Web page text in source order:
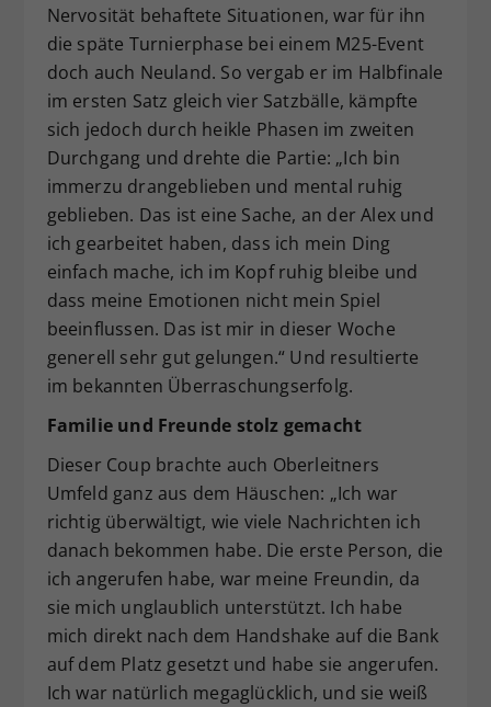
Nervosität behaftete Situationen, war für ihn
die späte Turnierphase bei einem M25-Event
doch auch Neuland. So vergab er im Halbfinale
im ersten Satz gleich vier Satzbälle, kämpfte
sich jedoch durch heikle Phasen im zweiten
Durchgang und drehte die Partie: „Ich bin
immerzu drangeblieben und mental ruhig
geblieben. Das ist eine Sache, an der Alex und
ich gearbeitet haben, dass ich mein Ding
einfach mache, ich im Kopf ruhig bleibe und
dass meine Emotionen nicht mein Spiel
beeinflussen. Das ist mir in dieser Woche
generell sehr gut gelungen.“ Und resultierte
im bekannten Überraschungserfolg.
Familie und Freunde stolz gemacht
Dieser Coup brachte auch Oberleitners
Umfeld ganz aus dem Häuschen: „Ich war
richtig überwältigt, wie viele Nachrichten ich
danach bekommen habe. Die erste Person, die
ich angerufen habe, war meine Freundin, da
sie mich unglaublich unterstützt. Ich habe
mich direkt nach dem Handshake auf die Bank
auf dem Platz gesetzt und habe sie angerufen.
Ich war natürlich megaglücklich, und sie weiß